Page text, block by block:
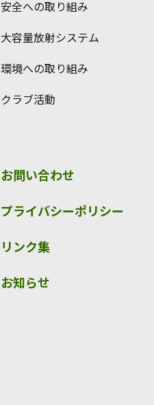
安全への取り組み
大容量放射システム
環境への取り組み
クラブ活動
お問い合わせ
プライバシーポリシー
リンク集
お知らせ